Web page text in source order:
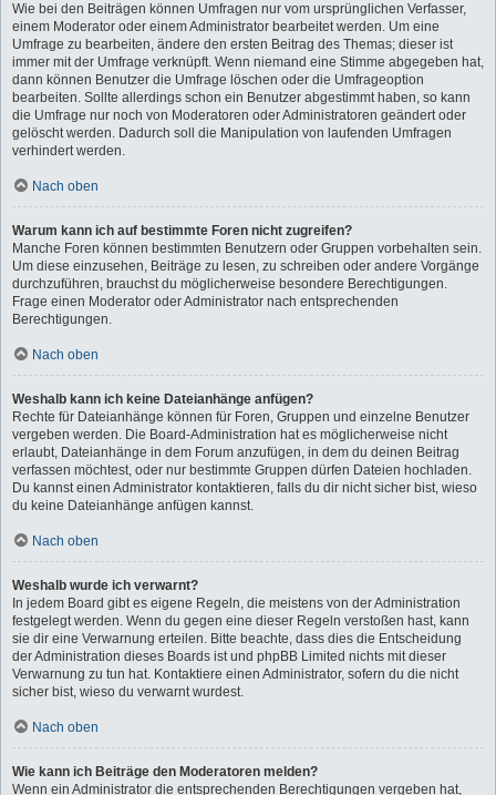
Wie bei den Beiträgen können Umfragen nur vom ursprünglichen Verfasser,
einem Moderator oder einem Administrator bearbeitet werden. Um eine
Umfrage zu bearbeiten, ändere den ersten Beitrag des Themas; dieser ist
immer mit der Umfrage verknüpft. Wenn niemand eine Stimme abgegeben hat,
dann können Benutzer die Umfrage löschen oder die Umfrageoption
bearbeiten. Sollte allerdings schon ein Benutzer abgestimmt haben, so kann
die Umfrage nur noch von Moderatoren oder Administratoren geändert oder
gelöscht werden. Dadurch soll die Manipulation von laufenden Umfragen
verhindert werden.
Nach oben
Warum kann ich auf bestimmte Foren nicht zugreifen?
Manche Foren können bestimmten Benutzern oder Gruppen vorbehalten sein.
Um diese einzusehen, Beiträge zu lesen, zu schreiben oder andere Vorgänge
durchzuführen, brauchst du möglicherweise besondere Berechtigungen.
Frage einen Moderator oder Administrator nach entsprechenden
Berechtigungen.
Nach oben
Weshalb kann ich keine Dateianhänge anfügen?
Rechte für Dateianhänge können für Foren, Gruppen und einzelne Benutzer
vergeben werden. Die Board-Administration hat es möglicherweise nicht
erlaubt, Dateianhänge in dem Forum anzufügen, in dem du deinen Beitrag
verfassen möchtest, oder nur bestimmte Gruppen dürfen Dateien hochladen.
Du kannst einen Administrator kontaktieren, falls du dir nicht sicher bist, wieso
du keine Dateianhänge anfügen kannst.
Nach oben
Weshalb wurde ich verwarnt?
In jedem Board gibt es eigene Regeln, die meistens von der Administration
festgelegt werden. Wenn du gegen eine dieser Regeln verstoßen hast, kann
sie dir eine Verwarnung erteilen. Bitte beachte, dass dies die Entscheidung
der Administration dieses Boards ist und phpBB Limited nichts mit dieser
Verwarnung zu tun hat. Kontaktiere einen Administrator, sofern du die nicht
sicher bist, wieso du verwarnt wurdest.
Nach oben
Wie kann ich Beiträge den Moderatoren melden?
Wenn ein Administrator die entsprechenden Berechtigungen vergeben hat,